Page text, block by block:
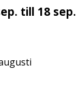
till 18 sep.